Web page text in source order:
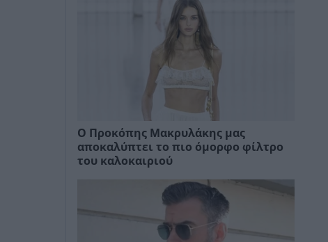
Ο Προκόπης Μακρυλάκης μας
αποκαλύπτει το πιο όμορφο φίλτρο
του καλοκαιριού